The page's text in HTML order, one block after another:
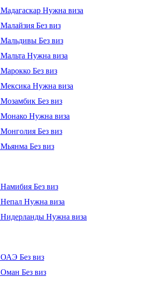
Мадагаскар Нужна виза
Малайзия Без виз
Мальдивы Без виз
Мальта Нужна виза
Марокко Без виз
Мексика Нужна виза
Мозамбик Без виз
Монако Нужна виза
Монголия Без виз
Мьянма Без виз
Намибия Без виз
Непал Нужна виза
Нидерланды Нужна виза
ОАЭ Без виз
Оман Без виз